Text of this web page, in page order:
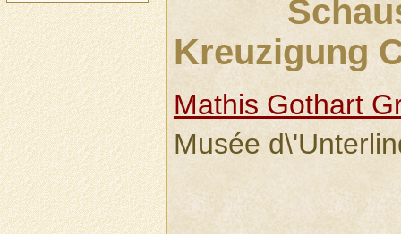
Kreuzigung
Mathis Gothart
Musée